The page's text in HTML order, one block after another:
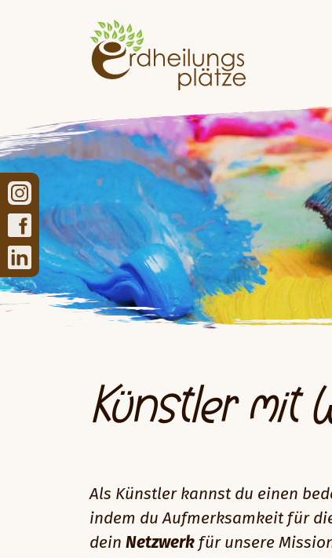
Künstler mit
Als Künstler kannst du einen
indem du Aufmerksamkeit für
dein Netzwerk für unsere